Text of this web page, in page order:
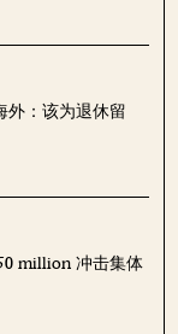
外：该为退休留
million 冲击集体